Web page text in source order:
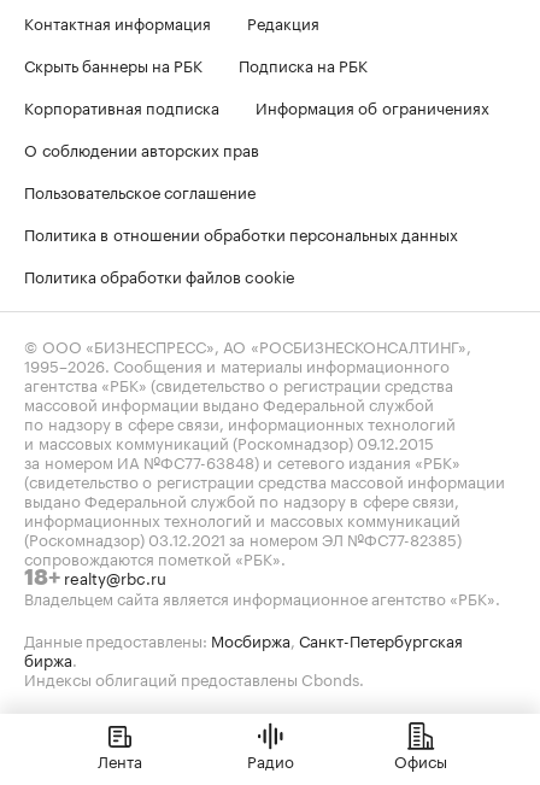
Контактная информация
Редакция
Скрыть баннеры на РБК
Подписка на РБК
Корпоративная подписка
Информация об ограничениях
О соблюдении авторских прав
Пользовательское соглашение
Политика в отношении обработки персональных данных
Политика обработки файлов cookie
© ООО «БИЗНЕСПРЕСС», АО «РОСБИЗНЕСКОНСАЛТИНГ»,
1995–2026. Сообщения и материалы информационного
агентства «РБК» (свидетельство о регистрации средства
массовой информации выдано Федеральной службой
по надзору в сфере связи, информационных технологий
и массовых коммуникаций (Роскомнадзор) 09.12.2015
за номером ИА №ФС77-63848) и сетевого издания «РБК»
(свидетельство о регистрации средства массовой информации
выдано Федеральной службой по надзору в сфере связи,
информационных технологий и массовых коммуникаций
(Роскомнадзор) 03.12.2021 за номером ЭЛ №ФС77-82385)
сопровождаются пометкой «РБК».
18+ realty@rbc.ru
Владельцем сайта является информационное агентство «РБК».
Данные предоставлены: Мосбиржа, Санкт-Петербургская
биржа.
Индексы облигаций предоставлены Cbonds.
Лента Радио Офисы